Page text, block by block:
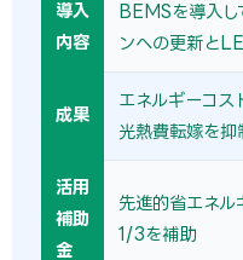
導入
内容
BEMSを導入し
ンへの更新と
成果
エネルギーコ
光熱費転嫁を抑
活用
補助
金
先進的省エネル
1/3を補助